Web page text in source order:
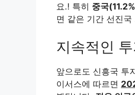
요.! 특히 중국
면 같은 기간 선진
지속적인
앞으로도 신흥국 투
이서스에 따르면